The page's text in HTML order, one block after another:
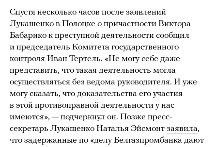
Спустя несколько часов после заявлений
Лукашенко в Полоцке о причастности Виктора
Бабарико к преступной деятельности сообщил
и председатель Комитета государственного
контроля Иван Тертель. «Не могу себе даже
представить, что такая деятельность могла
осуществляться без ведома руководителя. И уже
могу сказать, что доказательства его участия
в этой противоправной деятельности у нас
имеются», — подчеркнул он. Позже пресс-
секретарь Лукашенко Наталья Эйсмонт заявила,
что задержанные по «делу Белгазпромбанка дают